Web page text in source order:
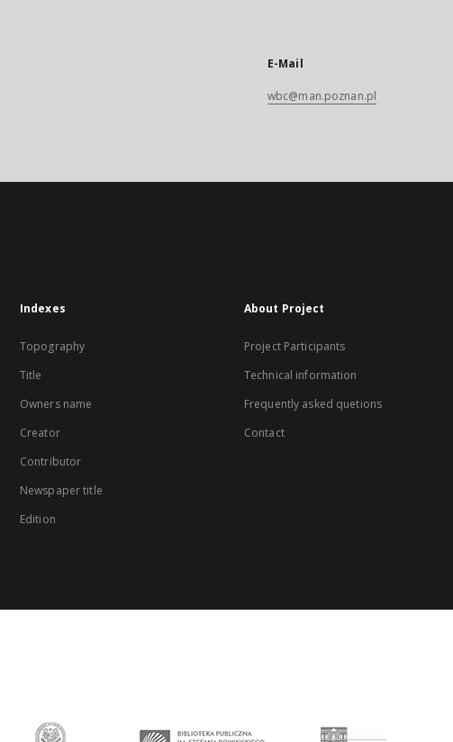
E-Mail
wbc@man.poznan.pl
Indexes
Topography
Title
Owners name
Creator
Contributor
Newspaper title
Edition
About Project
Project Participants
Technical information
Frequently asked quetions
Contact